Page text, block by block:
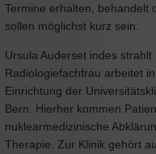
Termine erhalten, behandelt
sollen möglichst kurz sein.
Ursula Auderset indes
Radiologiefachfrau arbeitet
Einrichtung der
Bern. Hierher kommen
nuklearmedizinische
Therapie. Zur Klinik gehört